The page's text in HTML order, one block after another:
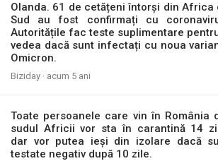
Olanda. 61 de cetățeni întorși din Africa
Sud au fost confirmați cu
Autoritățile fac teste suplimentare
vedea dacă sunt infectați cu noua
Omicron.
Biziday · acum 5 ani
Toate persoanele care vin în România
sudul Africii vor sta în carantină 14
dar vor putea ieși din izolare dacă
testate negativ după 10 zile.